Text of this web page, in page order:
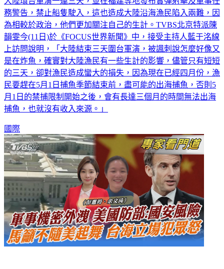
大陸環台軍演一連三天，並在福建等地發布實彈射擊及軍事任
務警告，禁止船隻駛入，這也造成大陸沿海漁民陷入兩難，因
為相較於政治，他們更加關注自己的生計。TVBS北京特派陳
韻雯今(11日)於《FOCUS世界新聞》中，接受主持人藍于洺線
上訪問說明，「大陸結束三天圍台軍演，被諷刺說怎麼好像又
是在炸魚，確實對大陸漁民有一些生計的影響，儘管只有短短
的三天，卻對漁民造成蠻大的損失，因為現在已經四月份，漁
民要趕在5月1日捕魚季節結束前，盡可能的出海捕魚，否則5
月1日的禁捕限制開始之後，會有長達三個月的時間無法出海
國際